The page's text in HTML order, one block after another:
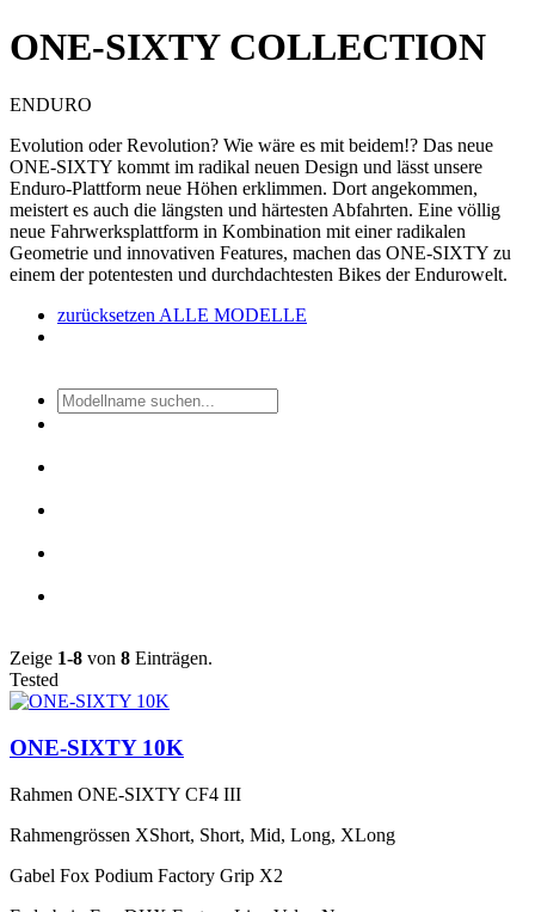
ONE-SIXTY COLLECTION
ENDURO
Evolution oder Revolution? Wie wäre es mit beidem!? Das neue
ONE-SIXTY kommt im radikal neuen Design und lässt unsere
Enduro-Plattform neue Höhen erklimmen. Dort angekommen,
meistert es auch die längsten und härtesten Abfahrten. Eine völlig
neue Fahrwerksplattform in Kombination mit einer radikalen
Geometrie und innovativen Features, machen das ONE-SIXTY zu
einem der potentesten und durchdachtesten Bikes der Endurowelt.
zurücksetzenALLE MODELLE
Zeige 1-8 von 8 Einträgen.
Tested
ONE-SIXTY 10K
Rahmen ONE-SIXTY CF4 III
Rahmengrössen XShort, Short, Mid, Long, XLong
Gabel Fox Podium Factory Grip X2